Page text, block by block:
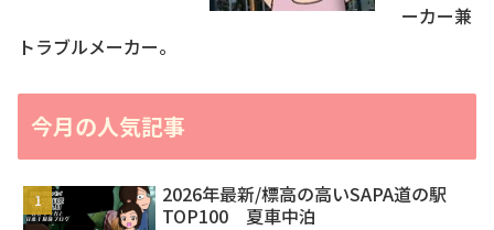
ーカー兼
トラブルメーカー。
今月の人気記事
2026年最新/標高の高いSAPA道の駅
TOP100 夏車中泊